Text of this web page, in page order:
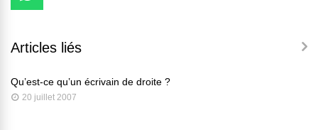
Articles liés
Qu’est-ce qu’un écrivain de droite ?
20 juillet 2007